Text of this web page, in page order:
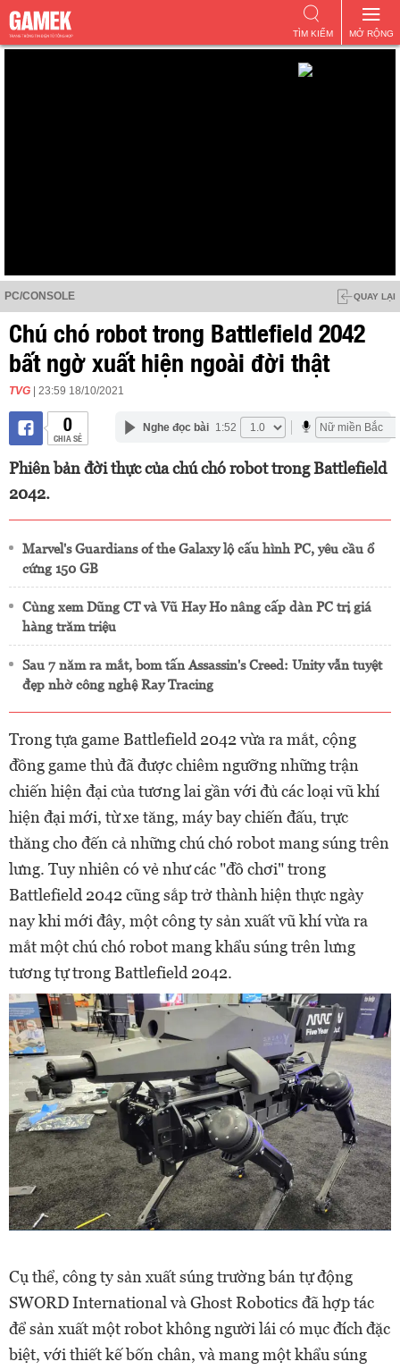
MỞ RỘNG
TÌM KIẾM
PC/CONSOLE QUAY LẠI
Chú chó robot trong Battlefield 2042
bất ngờ xuất hiện ngoài đời thật
TVG | 23:59 18/10/2021
0
CHIA SẺ
Nghe đọc bài 1:52
Phiên bản đời thực của chú chó robot trong Battlefield
2042.
Marvel's Guardians of the Galaxy lộ cấu hình PC, yêu cầu ổ
cứng 150 GB
Cùng xem Dũng CT và Vũ Hay Ho nâng cấp dàn PC trị giá
hàng trăm triệu
Sau 7 năm ra mắt, bom tấn Assassin's Creed: Unity vẫn tuyệt
đẹp nhờ công nghệ Ray Tracing
Trong tựa game Battlefield 2042 vừa ra mắt, cộng
đồng game thủ đã được chiêm ngưỡng những trận
chiến hiện đại của tương lai gần với đủ các loại vũ khí
hiện đại mới, từ xe tăng, máy bay chiến đấu, trực
thăng cho đến cả những chú chó robot mang súng trên
lưng. Tuy nhiên có vẻ như các "đồ chơi" trong
Battlefield 2042 cũng sắp trở thành hiện thực ngày
nay khi mới đây, một công ty sản xuất vũ khí vừa ra
mắt một chú chó robot mang khẩu súng trên lưng
tương tự trong Battlefield 2042.
Cụ thể, công ty sản xuất súng trường bán tự động
SWORD International và Ghost Robotics đã hợp tác
để sản xuất một robot không người lái có mục đích đặc
biệt, với thiết kế bốn chân, và mang một khẩu súng